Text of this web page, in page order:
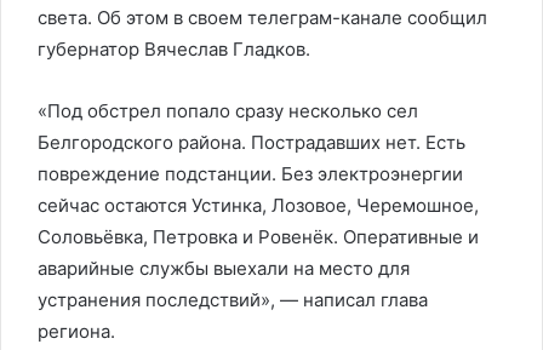
света. Об этом в своем телеграм-канале сообщил
губернатор Вячеслав Гладков.
«Под обстрел попало сразу несколько сел
Белгородского района. Пострадавших нет. Есть
повреждение подстанции. Без электроэнергии
сейчас остаются Устинка, Лозовое, Черемошное,
Соловьёвка, Петровка и Ровенёк. Оперативные и
аварийные службы выехали на место для
устранения последствий», — написал глава
региона.